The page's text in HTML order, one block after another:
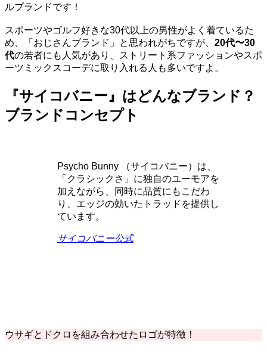
ルブランドです！
スポーツやゴルフ好きな30代以上の男性がよく着ているた
め、「おじさんブランド」と思われがちですが、 20代〜30
代の若者にも人気があり、ストリート系ファッションやスポ
ーツミックスコーデに取り入れる人も多いですよ。
『サイコバニー』はどんなブランド？
ブランドコンセプト
Psycho Bunny （サイコバニー）は、
「クラシックさ」に独自のユーモアを
加えながら、同時に品質にもこだわ
り、エッジの効いたトラッドを提供し
ています。
サイコバニー公式
ウサギとドクロを組み合わせたロゴが特徴！